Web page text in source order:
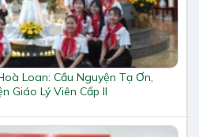
Loan: Cầu Nguyện Tạ Ơn,
Giáo Lý Viên Cấp II